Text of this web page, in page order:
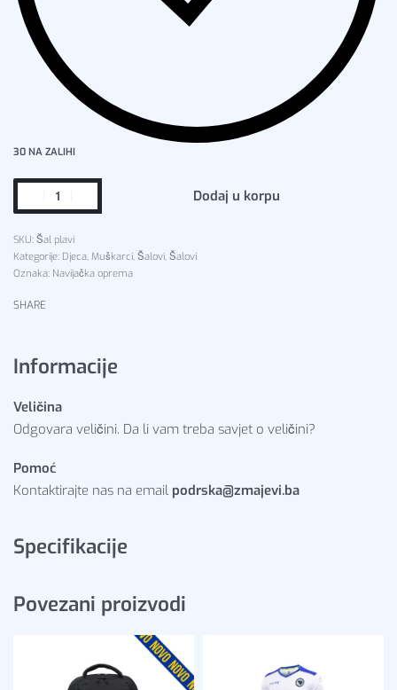
30 NA ZALIHI
Dodaj u korpu
Šal plavi
Kategorije: Djeca, Muškarci, Šalovi, Šalovi
Oznaka: Navijačka oprema
SHARE
Informacije
Veličina
Odgovara veličini. Da li vam treba savjet o veličini?
Pomoć
Kontaktirajte nas na email podrska@zmajevi.ba
Specifikacije
Povezani proizvodi